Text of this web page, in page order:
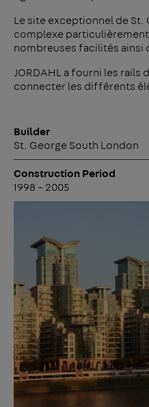
Le site exceptionnel de St.
complexe
nombreuses facilités ainsi
JORDAHL a fourni les rails
connecter les différents
Builder
St. George South London
Construction Period
1998 – 2005